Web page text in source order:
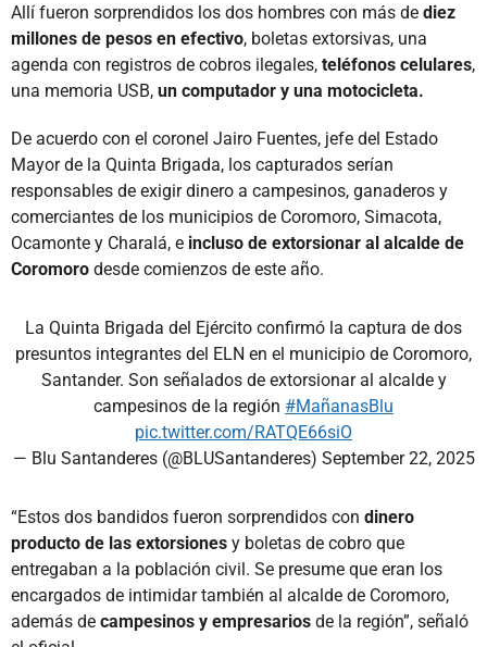
Allí fueron sorprendidos los dos hombres con más de diez
millones de pesos en efectivo, boletas extorsivas, una
agenda con registros de cobros ilegales, teléfonos celulares,
una memoria USB, un computador y una motocicleta.
De acuerdo con el coronel Jairo Fuentes, jefe del Estado
Mayor de la Quinta Brigada, los capturados serían
responsables de exigir dinero a campesinos, ganaderos y
comerciantes de los municipios de Coromoro, Simacota,
Ocamonte y Charalá, e incluso de extorsionar al alcalde de
Coromoro desde comienzos de este año.
La Quinta Brigada del Ejército confirmó la captura de dos
presuntos integrantes del ELN en el municipio de Coromoro,
Santander. Son señalados de extorsionar al alcalde y
campesinos de la región #MañanasBlu
pic.twitter.com/RATQE66siO
— Blu Santanderes (@BLUSantanderes) September 22, 2025
“Estos dos bandidos fueron sorprendidos con dinero
producto de las extorsiones y boletas de cobro que
entregaban a la población civil. Se presume que eran los
encargados de intimidar también al alcalde de Coromoro,
además de campesinos y empresarios de la región”, señaló